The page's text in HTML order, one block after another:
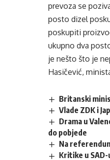
prevoza se
posto dizel
poskupiti
ukupno dva
je nešto što je
Hasičević,
Britanski
Vlade ZDK i
Drama u
do pobjede
Na
Kritike u